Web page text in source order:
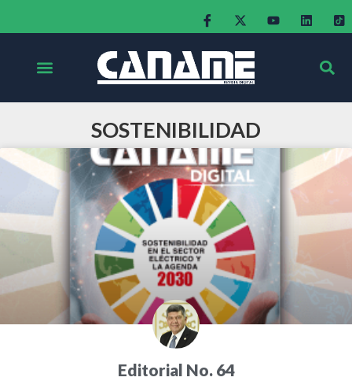
SOSTENIBILIDAD
Editorial No. 64